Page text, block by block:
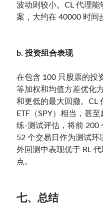
波动则较小。CL 代理
案，大约在 40000 时间
b. 投资组合表现
在包含 100 只股票的投
等加权和均值方差优化
和更低的最大回撤。CL
ETF（SPY）相当，甚
练-测试评估，将前 200
52 个交易日作为测试环
外回测中表现优于 RL
点。
七、总结